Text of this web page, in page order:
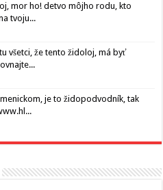
mor ho! detvo môjho rodu, kto
tvoju...
všetci, že tento židoloj, má byť
je to židopodvodník, tak